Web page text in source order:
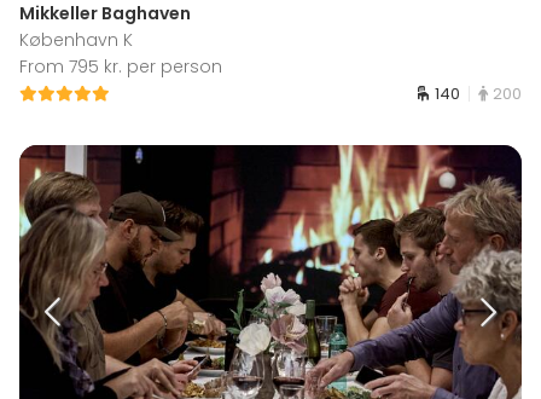
Mikkeller Baghaven
København K
From 795 kr. per person
140 200